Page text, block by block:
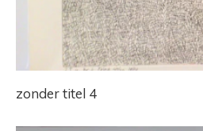
zonder titel 4